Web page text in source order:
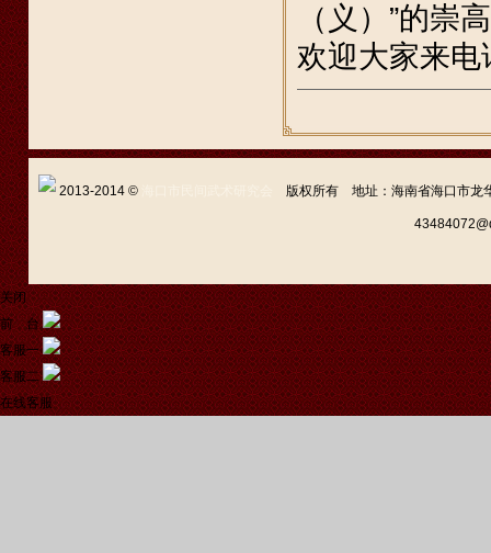
（义）”的崇
欢迎大家来
2013-2014 © 版权所有 地址：海南省海口市
关闭
前 台
客服一
客服二
在线客服